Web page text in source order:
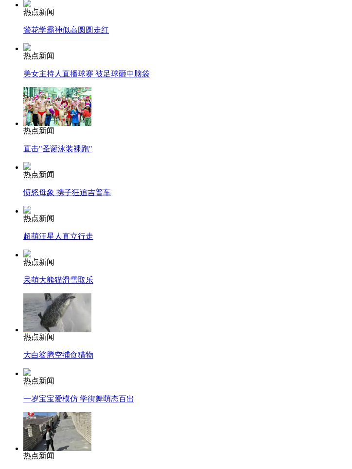
司机酒驾遇交警 急速倒车逃窜
热点新闻
警花学霸神似高圆圆走红
热点新闻
美女主持人直播球赛 被足球砸中脑袋
热点新闻
直击"圣诞泳装裸跑"
热点新闻
愤怒母象 携子狂追吉普车
热点新闻
超萌汪星人直立行走
热点新闻
呆萌大熊猫滑雪取乐
热点新闻
大白鲨腾空捕食猎物
热点新闻
一岁宝宝爱模仿 学街舞萌态百出
热点新闻